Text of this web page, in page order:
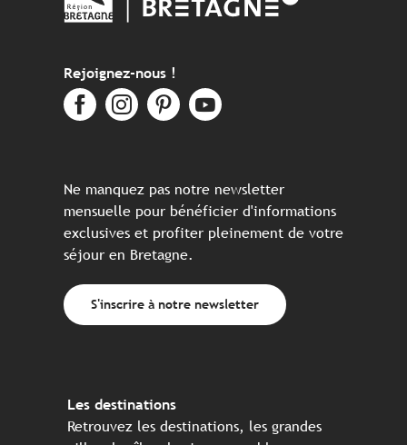
Rejoignez-nous !
Ne manquez pas notre newsletter
mensuelle pour bénéficier d'informations
exclusives et profiter pleinement de votre
séjour en Bretagne.
S'inscrire à notre newsletter
Les destinations
Retrouvez les destinations, les grandes